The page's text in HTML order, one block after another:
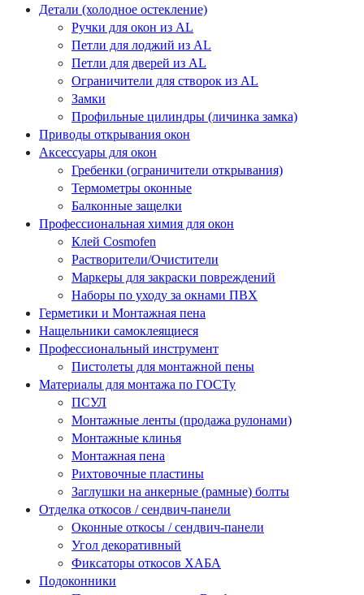
Детали (холодное остекление)
Ручки для окон из AL
Петли для лоджий из AL
Петли для дверей из AL
Ограничители для створок из AL
Замки
Профильные цилиндры (личинка замка)
Приводы открывания окон
Аксессуары для окон
Гребенки (ограничители открывания)
Термометры оконные
Балконные защелки
Профессиональная химия для окон
Клей Cosmofen
Растворители/Очистители
Маркеры для закраски повреждений
Наборы по уходу за окнами ПВХ
Герметики и Монтажная пена
Нащельники самоклеящиеся
Профессиональный инструмент
Пистолеты для монтажной пены
Материалы для монтажа по ГОСТу
ПСУЛ
Монтажные ленты (продажа рулонами)
Монтажные клинья
Монтажная пена
Рихтовочные пластины
Заглушки на анкерные (рамные) болты
Отделка откосов / сендвич-панели
Оконные откосы / сендвич-панели
Угол декоративный
Фиксаторы откосов ХАБА
Подоконники